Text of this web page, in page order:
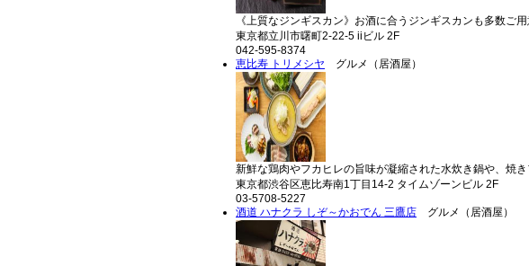
《上質なジンギスカン》お酒に合うジンギスカンも多数ご
東京都立川市曙町2-22-5 iiビル 2F
042-595-8374
恵比寿 トリメシヤ グルメ（居酒屋）
新鮮な鶏肉やフカヒレの旨味が凝縮された水炊き鍋や、焼
東京都渋谷区恵比寿南1丁目14-2 タイムゾーンビル 2F
03-5708-5227
酒道 ハナクラ しぞ～かおでん 三鷹店 グルメ（居酒屋）